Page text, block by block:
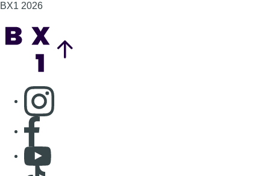
BX1 2026
Consulter page Instagram
Consulter page Facebook
Consulter Youtube
Consulter TikTok